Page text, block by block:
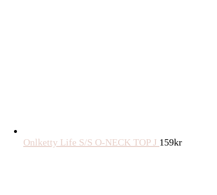
Onlketty Life S/S O-NECK TOP J 159kr